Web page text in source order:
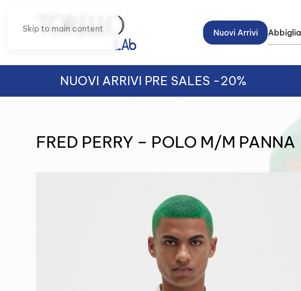
Skip to main content Nuovi Arrivi
NUOVI ARRIVI PRE SALES -20%
FRED PERRY – POLO M/M PANNA